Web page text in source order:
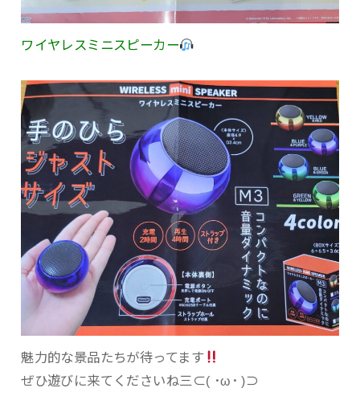
ワイヤレスミニスピーカー
魅力的な景品たちが待ってます
ぜひ遊びに来てくださいね三⊂( ･ω･ )⊃